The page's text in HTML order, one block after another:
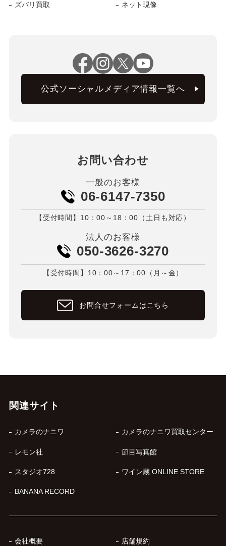
ズバリ買取 ネット現像
公式ソーシャルメディア情報一覧へ
お問い合わせ
一般のお客様
06-6147-7350
【受付時間】10：00～18：00（土日も対応）
法人のお客様
050-3626-3270
【受付時間】10：00～17：00（月～金）
お問合せフォームはこちら
関連サイト
カメラのナニワ カメラのナニワ買取センター
レモン社 節目写真館
スタジオ728 ワイン蔵 ONLINE STORE
BANANA RECORD
会社概要 店舗規約